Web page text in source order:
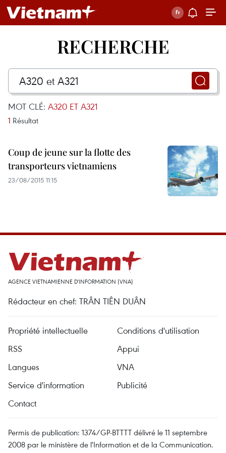
RECHERCHE
MOT CLÉ: A320 ET A321
1 Résultat
Coup de jeune sur la flotte des
transporteurs vietnamiens
23/08/2015 11:15
AGENCE VIETNAMIENNE D'INFORMATION (VNA)
Rédacteur en chef: TRÂN TIÊN DUÂN
Propriété intellectuelle
Conditions d'utilisation
RSS
Appui
Langues
VNA
Service d'information
Publicité
Contact
Permis de publication: 1374/GP-BTTTT délivré le 11 septembre
2008 par le ministère de l'Information et de la Communication.